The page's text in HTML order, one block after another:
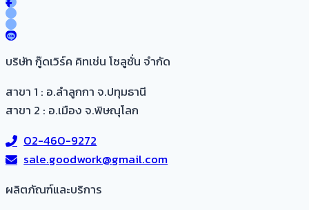
บริษัท กู๊ดเวิร์ค คิทเช่น โซลูชั่น จำกัด
สาขา 1 : อ.ลำลูกกา จ.ปทุมธานี
สาขา 2 : อ.เมือง จ.พิษณุโลก
02-460-9272
sale.goodwork@gmail.com
ผลิตภัณฑ์และบริการ​